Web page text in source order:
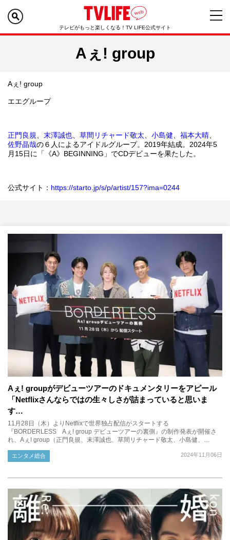
テレビがもっと楽しくなる！TV LIFE公式サイト
Aぇ! group
Aぇ! group
エエグループ
正門良規 末澤誠也 草間リチャード敬太 小島健 福本大晴
佐野晶哉の６人によるアイドルグループ。2019年結成。2024年5
月15日に
「《A》BEGINNING」でCDデビューを果たした。
公式サイト： https://starto.jp/s/p/artist/157?ima=0244
Aぇ! groupがデビューツアーのドキュメンタリーをアピール
「Netflixさんならではの生々しさが詰まっていると思いま
す…
11月28日（木）よりNetflixで世界独占配信がスタートする
『BORDERLESS Aぇ! group デビューツアーの裏側』の制作発表が開催さ
れ、Aぇ! group（正門良規、末澤誠也、草間リチャード敬太、小島健、…
2024年11月06日
エンタメ総合